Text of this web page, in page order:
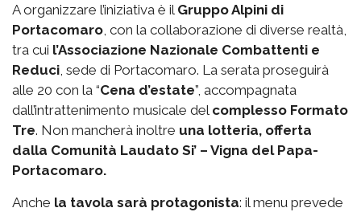
A organizzare l’iniziativa è il Gruppo Alpini di
Portacomaro , con la collaborazione di diverse realtà,
tra cui l’Associazione Nazionale Combattenti e
Reduci , sede di Portacomaro. La serata proseguirà
alle 20 con la “Cena d’estate”, accompagnata
dall’intrattenimento musicale del complesso Formato
Tre. Non mancherà inoltre una lotteria, offerta
dalla Comunità Laudato Si’ – Vigna del Papa-
Portacomaro.
Anche la tavola sarà protagonista: il menu prevede